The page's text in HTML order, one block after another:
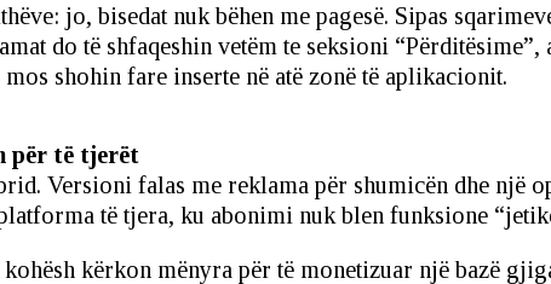
jo, bisedat nuk bëhen me pagesë. Sipas
do të shfaqeshin vetëm te seksioni
shohin fare inserte në atë zonë të aplikacionit.
për të tjerët
Versioni falas me reklama për shumicën dhe një
të tjera, ku abonimi nuk blen funksione
kërkon mënyra për të monetizuar një bazë